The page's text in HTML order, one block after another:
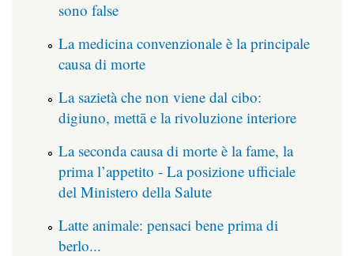
sono false
La medicina convenzionale è la principale
causa di morte
La sazietà che non viene dal cibo:
digiuno, mettā e la rivoluzione interiore
La seconda causa di morte è la fame, la
prima l’appetito - La posizione ufficiale
del Ministero della Salute
Latte animale: pensaci bene prima di
berlo...